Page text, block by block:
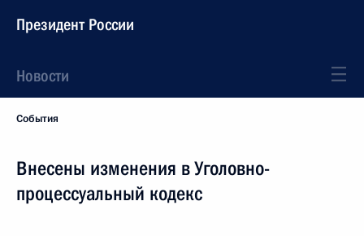
Президент России
Новости
События
Внесены изменения в Уголовно-
процессуальный кодекс